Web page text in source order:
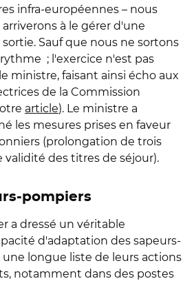
infra-européennes – nous
à le gérer d'une
Sauf que nous ne sortons
; l'exercice n'est pas
ministre, faisant ainsi écho aux
de la Commission
article). Le ministre a
les mesures prises en faveur
(prolongation de trois
validité des titres de séjour).
pompiers
a dressé un véritable
d'adaptation des sapeurs-
longue liste de leurs actions
notamment dans des postes